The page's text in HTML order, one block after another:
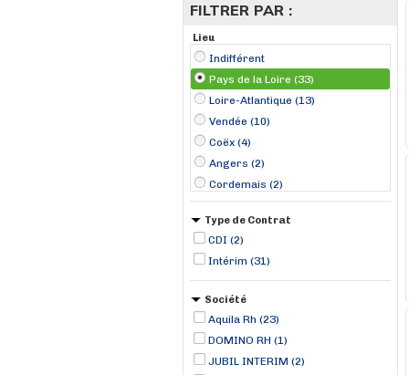
FILTRER PAR :
Lieu
Indifférent
Pays de la Loire (33)
Loire-Atlantique (13)
Vendée (10)
Coëx (4)
Angers (2)
Cordemais (2)
La Roche-sur-Yon (2)
Le Poiré-sur-Vie (2)
Saint-Philbert-de-Grand-Lieu (2)
Sainte-Cécile (2)
Type de Contrat
CDI (2)
Intérim (31)
Société
Aquila Rh (23)
DOMINO RH (1)
JUBIL INTERIM (2)